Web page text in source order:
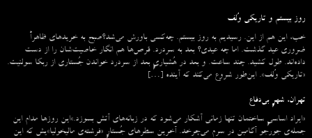
روز بیستم و تاریکی وُلف
خب، این هم از این. رسیدیم به روز بیستم. چه‌کسی باورش می‌شد؟صبح به خریدهای ظاهراً
ضروری عید گذشت. اما چه عیدی؟ بعد به سردرد. قرص‌ها هم انگار خاصیت‌شان را از دست
داده‌اند. طول کشید. چند ساعت. و بعد در هُشیاریِ بعد از سردرد خواندن جُستاری از ربکا سولنیت.
«تاریکی وُلف». این‌طور شروع می‌‌کند که آینده […]
تهران، شهرِ بی‌دفاع
«ایراد اساسیِ ساختمان تنها زمانی آشکار می‌شود که در زبانه‌‌های آتش بسوزد.»این روزها مدام این
جمله‌ی جورجو آگامبن در سرم می‌چرخد. آخرین سطرهای جُستارِ «فرشته‌ی مالیخولیا»یش که این